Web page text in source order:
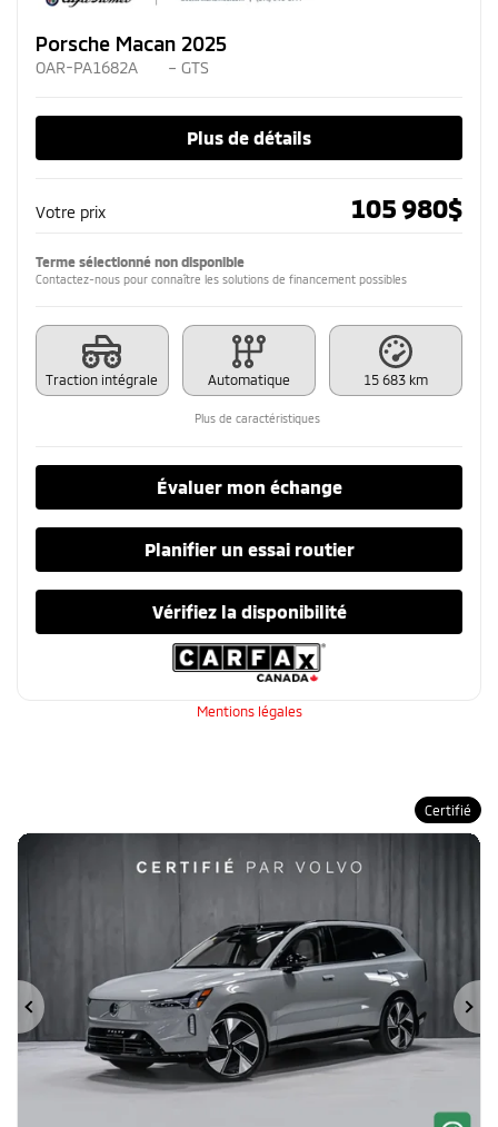
Porsche Macan 2025
OAR-PA1682A – GTS
Plus de détails
Votre prix 105 980$
Terme sélectionné non disponible
Contactez-nous pour connaître les solutions de financement possibles
Traction intégrale Automatique 15 683 km
Plus de caractéristiques
Évaluer mon échange
Planifier un essai routier
Vérifiez la disponibilité
Mentions légales
Certifié
Précédent